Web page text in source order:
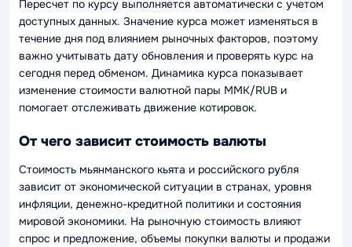
Пересчет по курсу выполняется автоматически с учетом
доступных данных. Значение курса может изменяться в
течение дня под влиянием рыночных факторов, поэтому
важно учитывать дату обновления и проверять курс на
сегодня перед обменом. Динамика курса показывает
изменение стоимости валютной пары MMK/RUB и
помогает отслеживать движение котировок.
От чего зависит стоимость валюты
Стоимость мьянманского кьята и российского рубля
зависит от экономической ситуации в странах, уровня
инфляции, денежно-кредитной политики и состояния
мировой экономики. На рыночную стоимость влияют
спрос и предложение, объемы покупки валюты и продажи